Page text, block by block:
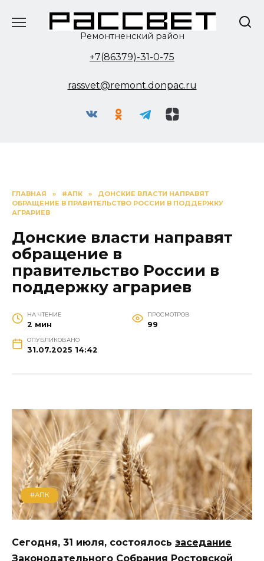
Ремонтненский район
+7(86379)-31-0-75
rassvet@remont.donpac.ru
ГЛАВНАЯ » #АПК »
ДОНСКИЕ ВЛАСТИ НАПРАВЯТ
ОБРАЩЕНИЕ В ПРАВИТЕЛЬСТВО РОССИИ В ПОДДЕРЖКУ
АГРАРИЕВ
Донские власти направят
обращение в
правительство России в
поддержку аграриев
НА ЧТЕНИЕ
2 мин
ПРОСМОТРОВ
99
ОПУБЛИКОВАНО
31.07.2025 14:42
#АПК
Сегодня, 31 июля, состоялось заседание
Законодательного Собрания Ростовской